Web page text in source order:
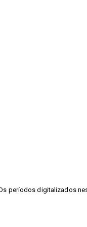
períodos digitalizados